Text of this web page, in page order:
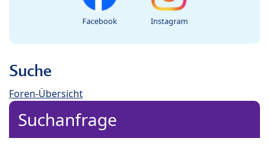
Facebook Instagram
Suche
Foren-Übersicht
Suchanfrage